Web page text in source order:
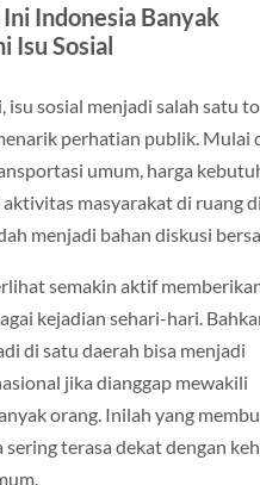
Indonesia Banyak
Isu Sosial
isu sosial menjadi salah satu
perhatian publik. Mulai
umum, harga
masyarakat di ruang
menjadi bahan diskusi
semakin aktif
kejadian sehari-hari.
di satu daerah bisa menjadi
jika dianggap mewakili
orang. Inilah yang
terasa dekat dengan